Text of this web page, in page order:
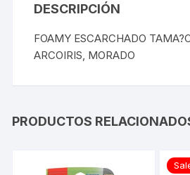
DESCRIPCIÓN
FOAMY ESCARCHADO
ARCOIRIS, MORADO
PRODUCTOS